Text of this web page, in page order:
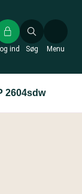
Søg
ind Menu
2604sdw